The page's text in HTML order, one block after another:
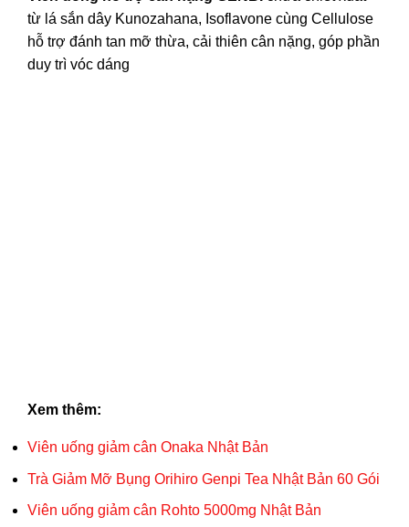
từ lá sắn dây Kunozahana, Isoflavone cùng Cellulose
hỗ trợ đánh tan mỡ thừa, cải thiên cân nặng, góp phần
duy trì vóc dáng
Xem thêm:
Viên uống giảm cân Onaka Nhật Bản
Trà Giảm Mỡ Bụng Orihiro Genpi Tea Nhật Bản 60 Gói
Viên uống giảm cân Rohto 5000mg Nhật Bản